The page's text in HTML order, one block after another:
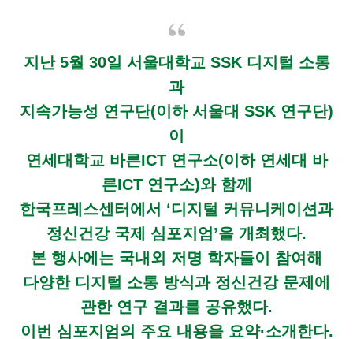
지난 5월 30일 서울대학교 SSK 디지털 소통
과
지속가능성 연구단(이하 서울대 SSK 연구단)
이
연세대학교 바른ICT 연구소(이하 연세대 바
른ICT 연구소)와 함께
한국프레스센터에서 ‘디지털 커뮤니케이션과
정신건강 국제 심포지엄’을 개최했다.
본 행사에는 국내외 저명 학자들이 참여해
다양한 디지털 소통 방식과 정신건강 문제에
관한 연구 결과를 공유했다.
이번 심포지엄의 주요 내용을 요약·소개한다.